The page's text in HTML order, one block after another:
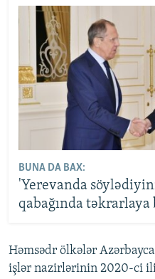
BUNA DA BAX:
'Yerevanda
qabağında
Həmsədr ölkələr
işlər nazirlərinin 2020-ci